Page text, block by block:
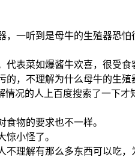
一听到是母牛的生殖器恐
表菜如爆酱牛欢喜，很受食
，不理解为什么母牛的生殖
况的人上百度搜索了一下才
物的要求也不一样。
小怪了。
理解有那么多东西可以吃，